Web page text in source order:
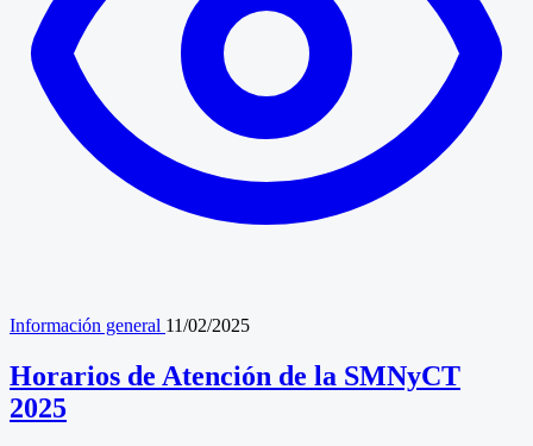
Información general 11/02/2025
Horarios de Atención de la SMNyCT
2025